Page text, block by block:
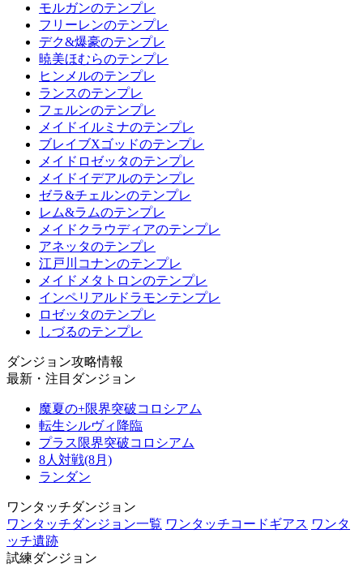
モルガンのテンプレ
フリーレンのテンプレ
デク&爆豪のテンプレ
暁美ほむらのテンプレ
ヒンメルのテンプレ
ランスのテンプレ
フェルンのテンプレ
メイドイルミナのテンプレ
ブレイブXゴッドのテンプレ
メイドロゼッタのテンプレ
メイドイデアルのテンプレ
ゼラ&チェルンのテンプレ
レム&ラムのテンプレ
メイドクラウディアのテンプレ
アネッタのテンプレ
江戸川コナンのテンプレ
メイドメタトロンのテンプレ
インペリアルドラモンテンプレ
ロゼッタのテンプレ
しづるのテンプレ
ダンジョン攻略情報
最新・注目ダンジョン
魔夏の+限界突破コロシアム
転生シルヴィ降臨
プラス限界突破コロシアム
8人対戦(8月)
ランダン
ワンタッチダンジョン
ワンタッチダンジョン一覧 ワンタッチコードギアス ワンタ
ッチ遺跡
試練ダンジョン